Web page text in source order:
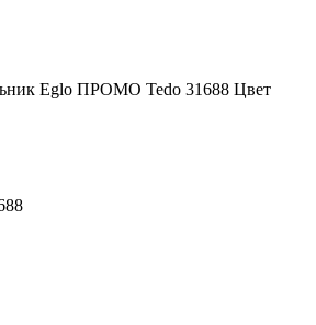
Eglo ПРОМО Tedo 31688 Цвет